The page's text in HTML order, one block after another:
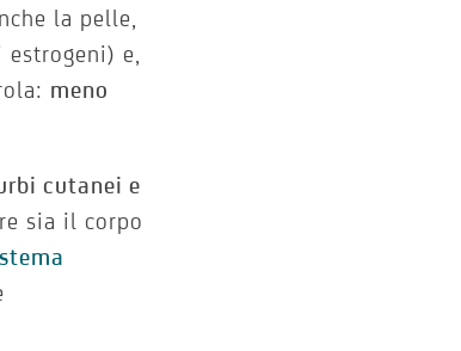
la pelle,
e,
meno
cutanei e
sia il corpo